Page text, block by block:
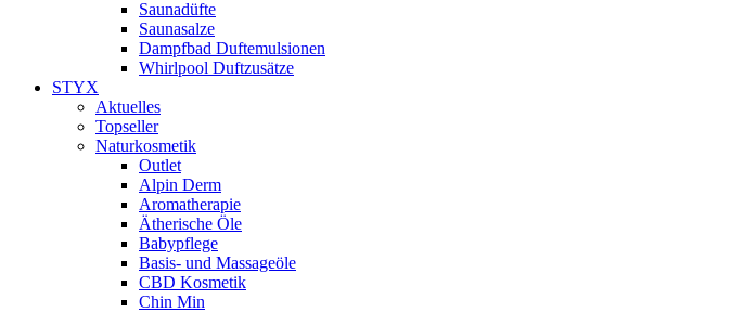
Saunadüfte
Saunasalze
Dampfbad Duftemulsionen
Whirlpool Duftzusätze
STYX
Aktuelles
Topseller
Naturkosmetik
Outlet
Alpin Derm
Aromatherapie
Ätherische Öle
Babypflege
Basis- und Massageöle
CBD Kosmetik
Chin Min